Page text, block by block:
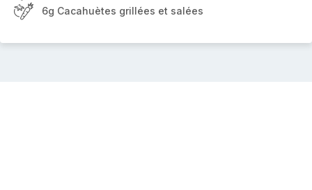
6g Cacahuètes grillées et salées